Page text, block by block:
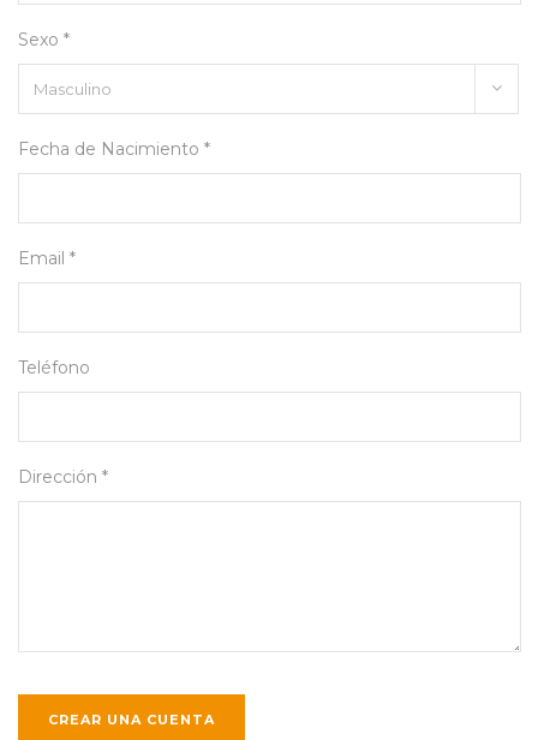
Sexo *
Fecha de Nacimiento *
Email *
Teléfono
Dirección *